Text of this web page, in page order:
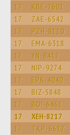
17 KBE-7601
17 ZAE-6542
17 PZH-8110
17 EMA-6318
17 YN-8417
17 NIP-9274
17 EPK-4040
17 BIZ-5848
17 BOI-6461
17 XEH-8217
17 TKP-6617